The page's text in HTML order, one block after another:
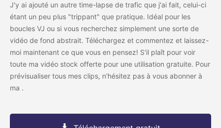
J'y ai ajouté un autre time-lapse de trafic que j'ai fait, celui-ci
étant un peu plus "trippant" que pratique. Idéal pour les
boucles VJ ou si vous recherchez simplement une sorte de
vidéo de fond abstrait. Téléchargez et commentez et laissez-
moi maintenant ce que vous en pensez! S'il plaît pour voir
toute ma vidéo stock offerte pour une utilisation gratuite. Pour
prévisualiser tous mes clips, n'hésitez pas à vous abonner à
ma .